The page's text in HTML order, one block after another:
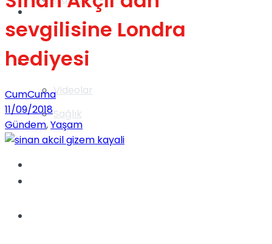
Videolar
Gündem
Yaşam
Sağlık
sevgilisine Londra
hediyesi
CumCuma
11/09/2018
Gündem,Yaşam